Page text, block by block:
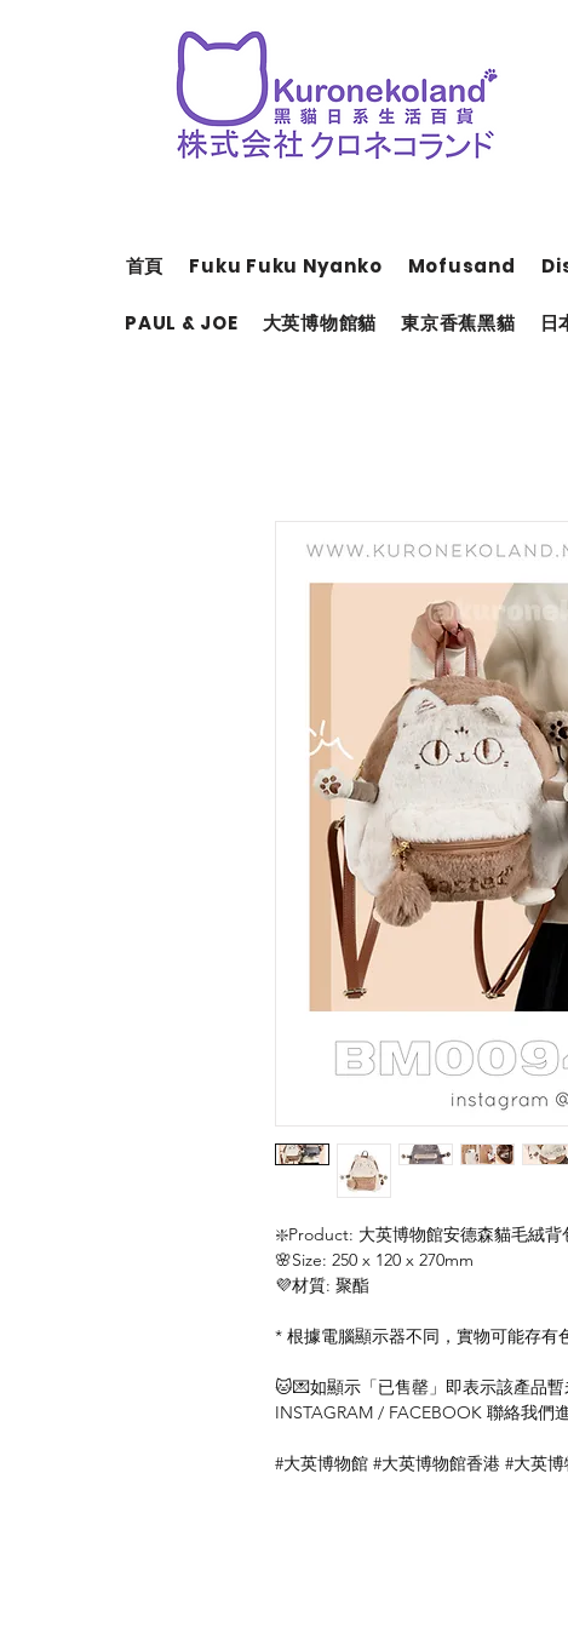
首頁 Fuku Fuku Nyanko Mofusand
PAUL & JOE 大英博物館貓 東京香蕉黑貓 日
❇️Product: 大英博物館安德森貓毛絨背
🌸Size: 250 x 120 x 270mm
💜材質: 聚酯
* 根據電腦顯示器不同，實物可能存有
🐱💌如顯示「已售罄」即表示該產品
INSTAGRAM / FACEBOOK 聯絡我們
#大英博物館 #大英博物館香港 #大英